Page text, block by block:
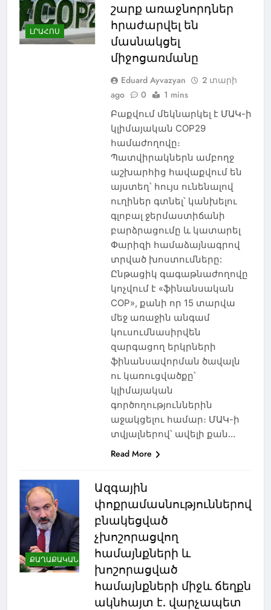
ԼՐԱՀՈՍ
շարք առաջնորդներ
հրաժարվել են
մասնակցել
միջոցառմանը
Eduard Ayvazyan
2 տարի
ago
0 1 mins
Բաքվում մեկնարկել է ՄԱԿ-ի
կլիմայական COP29
համաժողովը։
Պատվիրակներն ամբողջ
աշխարհից հավաքվում են
այստեղ՝ հույս ունենալով
ուղիներ գտնել՝ կանխելու
գլոբալ ջերմաստիճանի
բարձրացումը և կատարել
Փարիզի համաձայնագրով
տրված խոստումները:
Ընթացիկ գագաթնաժողովը
կոչվում է «ֆինանսական
COP», քանի որ 15 տարվա
մեջ առաջին անգամ
կուսումնասիրվեն
զարգացող երկրների
ֆինանսավորման ծավալն
ու կառուցվածքը՝
կլիմայական
գործողություններին
աջակցելու համար։ ՄԱԿ-ի
տվյալներով՝ ավելի քան…
Read More
ՔԱՂԱՔԱԿԱՆ
Ազգային
փոքրամասնություններով
բնակեցված
չխոշորացվող
համայնքների և
խոշորացված
համայնքների միջև ճեղքն
ակնհայտ է. վարչապետ